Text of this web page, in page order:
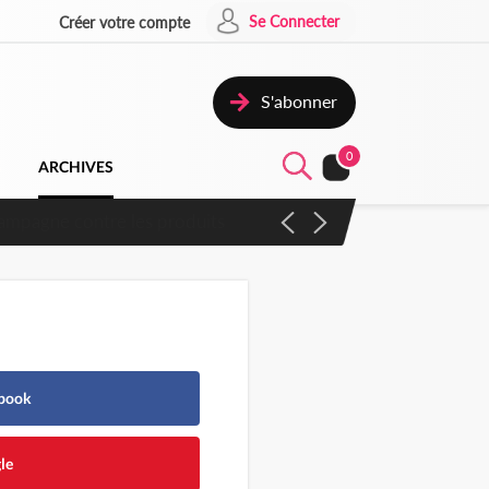
Créer votre compte Se Connecter
S'abonner
ARCHIVES
0